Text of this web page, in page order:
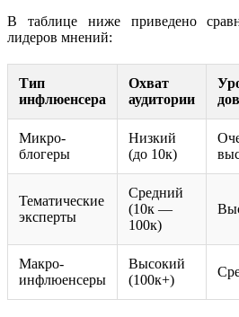
В таблице ниже приведено
лидеров мнений:
Тип
инфлюенсера
Охват
аудитории
Микро-
блогеры
Низкий
(до 10к)
Тематические
эксперты
Средний
(10к —
100к)
Макро-
инфлюенсеры
Высокий
(100к+)